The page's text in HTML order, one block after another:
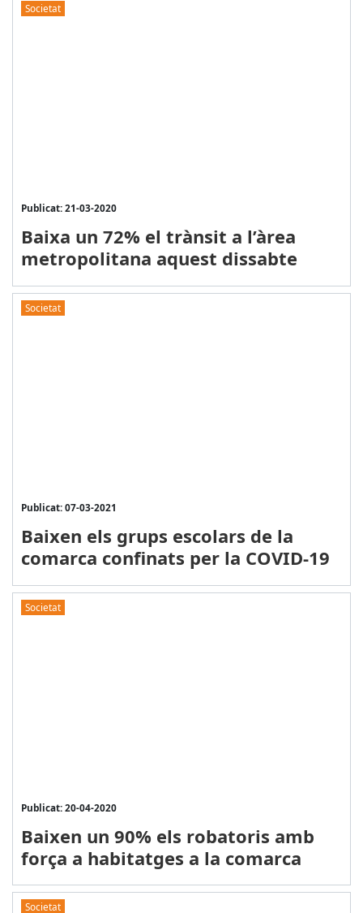
Societat
Publicat: 21-03-2020
Baixa un 72% el trànsit a l’àrea
metropolitana aquest dissabte
Societat
Publicat: 07-03-2021
Baixen els grups escolars de la
comarca confinats per la COVID-19
Societat
Publicat: 20-04-2020
Baixen un 90% els robatoris amb
força a habitatges a la comarca
Societat